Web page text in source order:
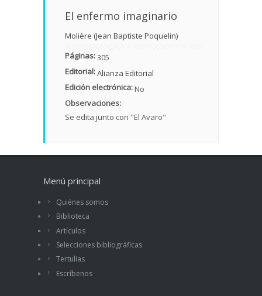
El enfermo imaginario
Molière (Jean Baptiste Poquelin)
Páginas:305
Editorial:Alianza Editorial
Edición electrónica:No
Observaciones:
Se edita junto con "El Avaro"
Menú principal
Quiénes somos
Biblioteca
Artículos
Selecciones bibliográficas
Tertulias
Escríbenos